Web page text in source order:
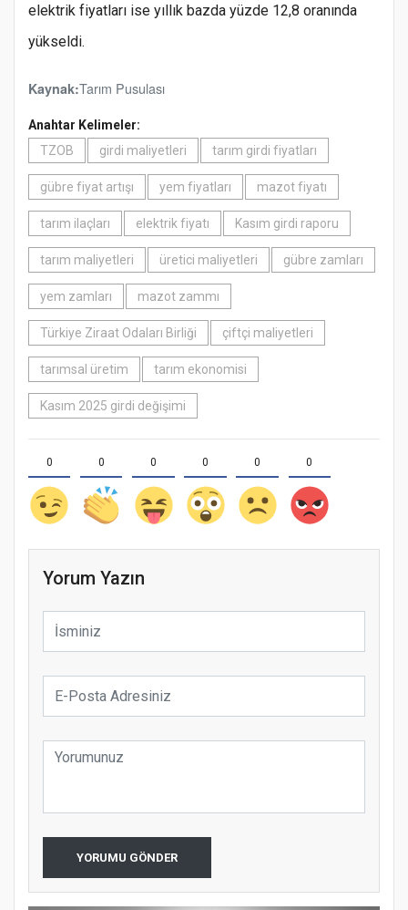
elektrik fiyatları ise yıllık bazda yüzde 12,8 oranında
yükseldi.
Kaynak:Tarım Pusulası
Anahtar Kelimeler:
TZOB
girdi maliyetleri tarım girdi fiyatları
gübre fiyat artışı yem fiyatları mazot fiyatı
tarım ilaçları elektrik fiyatı Kasım girdi raporu
tarım maliyetleri üretici maliyetleri gübre zamları
yem zamları mazot zammı
Türkiye Ziraat Odaları Birliği çiftçi maliyetleri
tarımsal üretim tarım ekonomisi
Kasım 2025 girdi değişimi
0 0 0 0 0 0
Yorum Yazın
YORUMU GÖNDER